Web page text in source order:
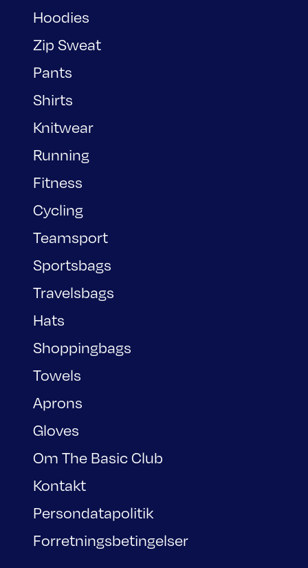
Hoodies
Zip Sweat
Pants
Shirts
Knitwear
Running
Fitness
Cycling
Teamsport
Sportsbags
Travelsbags
Hats
Shoppingbags
Towels
Aprons
Gloves
Om The Basic Club
Kontakt
Persondatapolitik
Forretningsbetingelser